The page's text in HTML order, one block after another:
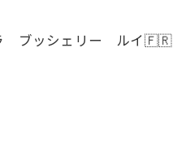
ブッシェリー ルイ🇫🇷